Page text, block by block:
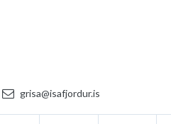
grisa@isafjordur.is